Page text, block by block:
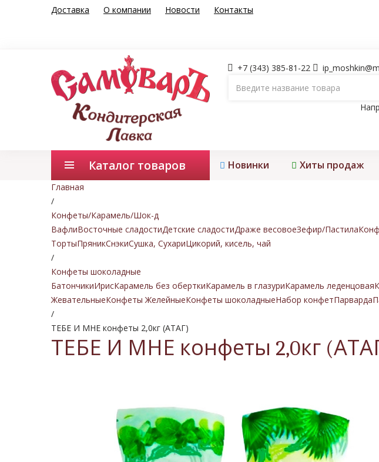
Доставка О компании Новости Контакты
+7 (343) 385-81-22
Каталог товаров Новинки Хиты продаж
Главная
/
Конфеты/Карамель/Шок-д
ВафлиВосточные сладостиДетские сладостиДраже весовоеЗефир/Пастила
ТортыПряникСнэкиСушка, СухариЦикорий, кисель, чай
/
Конфеты шоколадные
БатончикиИрисКарамель без оберткиКарамель в глазуриКарамель леденцовая
ЖевательныеКонфеты ЖелейныеКонфеты шоколадныеНабор конфетПарварда
/
ТЕБЕ И МНЕ конфеты 2,0кг (АТАГ)
ТЕБЕ И МНЕ конфеты 2,0кг